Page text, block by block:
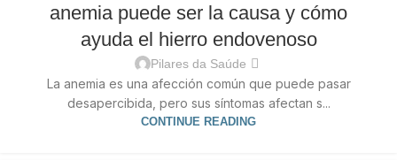
anemia puede ser la causa y cómo
ayuda el hierro endovenoso
Pilares da Saúde
La anemia es una afección común que puede pasar
desapercibida, pero sus síntomas afectan s...
CONTINUE READING